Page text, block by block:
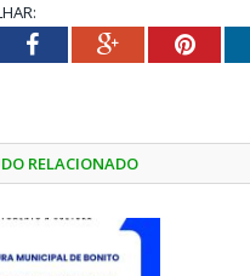
FacebookGoogle+
RELACIONADO